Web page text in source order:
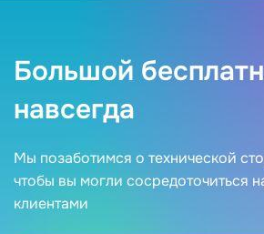
Большой
навсегда
Мы позаботимся о технической
чтобы вы могли сосредоточиться
клиентами